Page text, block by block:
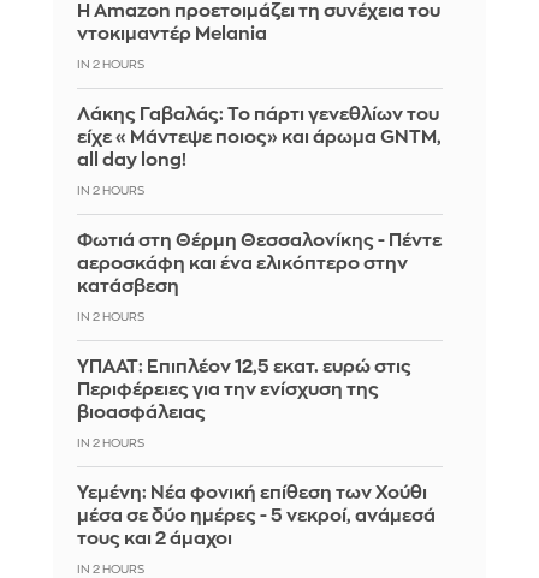
Η Amazon προετοιμάζει τη συνέχεια του
ντοκιμαντέρ Melania
IN 2 HOURS
Λάκης Γαβαλάς: Το πάρτι γενεθλίων του
είχε «Μάντεψε ποιος» και άρωμα GNTM,
all day long!
IN 2 HOURS
Φωτιά στη Θέρμη Θεσσαλονίκης - Πέντε
αεροσκάφη και ένα ελικόπτερο στην
κατάσβεση
IN 2 HOURS
ΥΠΑΑΤ: Επιπλέον 12,5 εκατ. ευρώ στις
Περιφέρειες για την ενίσχυση της
βιοασφάλειας
IN 2 HOURS
Υεμένη: Νέα φονική επίθεση των Χούθι
μέσα σε δύο ημέρες - 5 νεκροί, ανάμεσά
τους και 2 άμαχοι
IN 2 HOURS